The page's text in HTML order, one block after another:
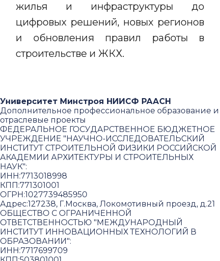
жилья и инфраструктуры до
цифровых решений, новых регионов
и обновления правил работы в
строительстве и ЖКХ.
Университет Минстроя НИИСФ РААСН
Дополнительное профессиональное образование и
отраслевые проекты
ФЕДЕРАЛЬНОЕ ГОСУДАРСТВЕННОЕ БЮДЖЕТНОЕ
УЧРЕЖДЕНИЕ "НАУЧНО-ИССЛЕДОВАТЕЛЬСКИЙ
ИНСТИТУТ СТРОИТЕЛЬНОЙ ФИЗИКИ РОССИЙСКОЙ
АКАДЕМИИ АРХИТЕКТУРЫ И СТРОИТЕЛЬНЫХ
НАУК":
ИНН:7713018998
КПП:771301001
ОГРН:1027739485950
Адрес:127238, Г.Москва, Локомотивный проезд, д.21
ОБЩЕСТВО С ОГРАНИЧЕННОЙ
ОТВЕТСТВЕННОСТЬЮ "МЕЖДУНАРОДНЫЙ
ИНСТИТУТ ИННОВАЦИОННЫХ ТЕХНОЛОГИЙ В
ОБРАЗОВАНИИ":
ИНН:7717699709